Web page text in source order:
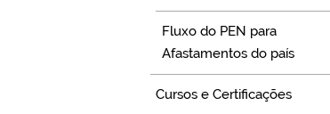
Fluxo do PEN para
Afastamentos do país
Cursos e Certificações